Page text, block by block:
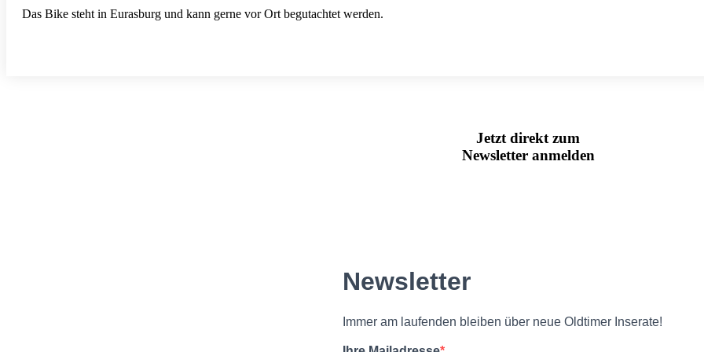
Das Bike steht in Eurasburg und kann gerne vor Ort begutachtet werden.
Jetzt direkt zum
Newsletter anmelden